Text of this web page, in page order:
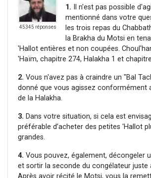
45345 réponses
1. Il n'est pas possible
mentionné dans votre
les trois repas du
la Brakha du Motsi en
'Hallot entières et non coupées.
'Haïm, chapitre 274, Halakha 1 et
2. Vous n'avez pas à craindre un "Bal
donné que vous agissez conformément
de la Halakha.
3. Dans votre situation, si cela est
préférable d’acheter des petites 'Hallot
grandes.
4. Vous pouvez, également, décongeler
et sortir la seconde du congélateur juste